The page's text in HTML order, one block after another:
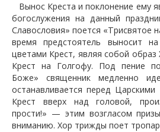
Вынос Креста и поклонение ему
богослужения на данный
Славословия» поется «Трисвятое
время предстоятель выносит
цветами Крест, являя собой образ
Крест на Голгофу. Под пение
Боже» священник медленно
останавливается перед
Крест вверх над головой,
прости!» — этим возгласом
вниманию. Хор трижды поет